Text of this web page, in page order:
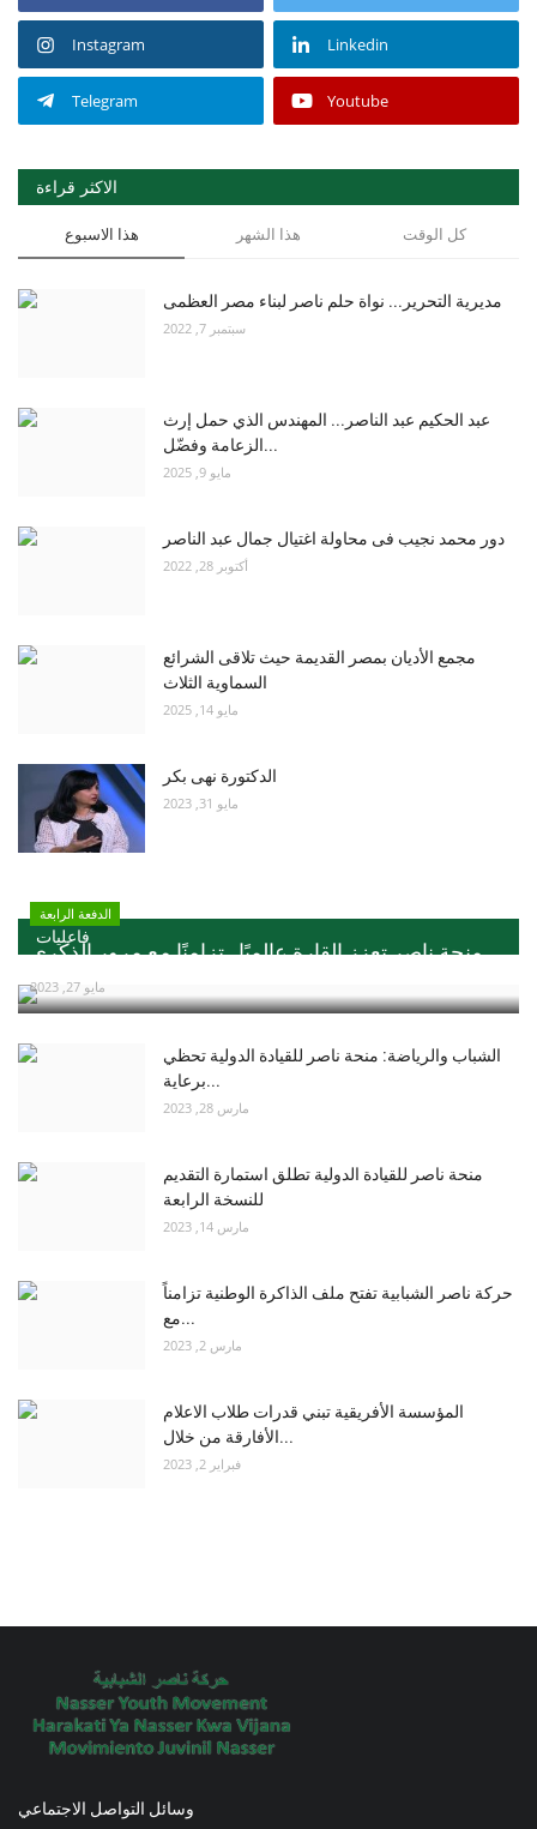
Instagram Linkedin
Telegram Youtube
الاكثر قراءة
هذا الاسبوع هذا الشهر كل الوقت
مديرية التحرير... نواة حلم ناصر لبناء مصر العظمى
سبتمبر 7, 2022
عبد الحكيم عبد الناصر... المهندس الذي حمل إرث
الزعامة وفضّل...
مايو 9, 2025
دور محمد نجيب فى محاولة اغتيال جمال عبد الناصر
أكتوبر 28, 2022
مجمع الأديان بمصر القديمة حيث تلاقى الشرائع
السماوية الثلاث
مايو 14, 2025
الدكتورة نهى بكر
مايو 31, 2023
فاعليات
الدفعة الرابعة
منحة ناصر تعزز القارة عالميًا ..تزامنًا مع مرور الذكري...
مايو 27, 2023
الشباب والرياضة: منحة ناصر للقيادة الدولية تحظي
برعاية...
مارس 28, 2023
منحة ناصر للقيادة الدولية تطلق استمارة التقديم
للنسخة الرابعة
مارس 14, 2023
حركة ناصر الشبابية تفتح ملف الذاكرة الوطنية تزامناً
مع...
مارس 2, 2023
المؤسسة الأفريقية تبني قدرات طلاب الاعلام
الأفارقة من خلال...
فبراير 2, 2023
وسائل التواصل الاجتماعي